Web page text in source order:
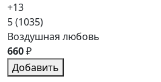
+13
5(1035)
Воздушная любовь
660₽
Добавить